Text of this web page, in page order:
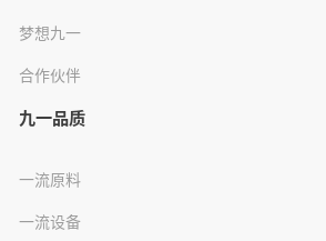
梦想九一
合作伙伴
九一品质
一流原料
一流设备